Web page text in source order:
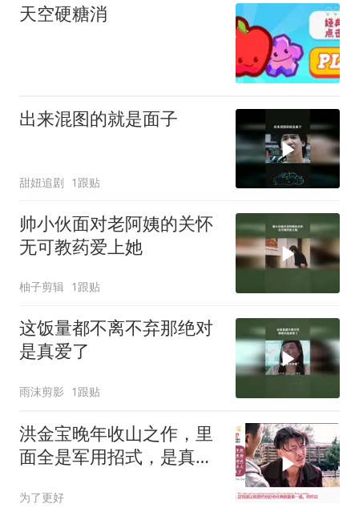
天空硬糖消
出来混图的就是面子
甜妞追剧 1跟贴
帅小伙面对老阿姨的关怀
无可教药爱上她
柚子剪辑 1跟贴
这饭量都不离不弃那绝对
是真爱了
雨沫剪影 1跟贴
洪金宝晚年收山之作，里
面全是军用招式，是真正
为了更好